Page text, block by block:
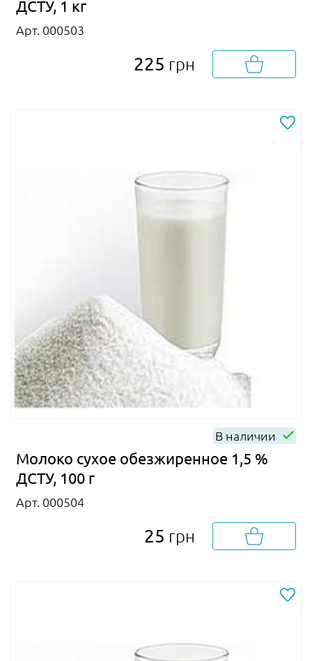
ДСТУ, 1 кг
Арт. 000503
225 грн
В наличии
Молоко сухое обезжиренное 1,5 %
ДСТУ, 100 г
Арт. 000504
25 грн